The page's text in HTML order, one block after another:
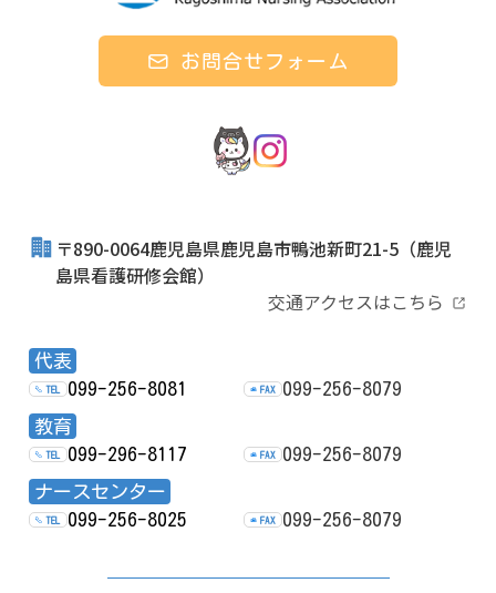
お問合せフォーム
〒890-0064鹿児島県鹿児島市鴨池新町21-5 （鹿児
島県看護研修会館）
交通アクセスはこちら
代表
TEL 099-256-8081 FAX
099-256-8079
教育
TEL 099-296-8117 FAX
099-256-8079
ナースセンター
TEL 099-256-8025 FAX 099-256-8079